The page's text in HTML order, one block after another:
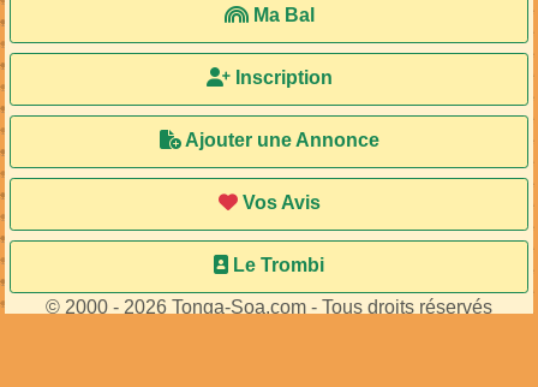
Ma Bal
Inscription
Ajouter une Annonce
Vos Avis
Le Trombi
© 2000 - 2026 Tonga-Soa.com - Tous droits réservés